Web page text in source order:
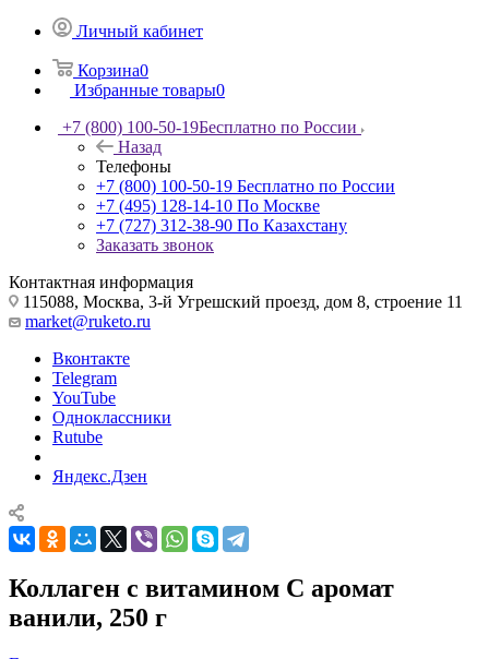
Личный кабинет
Корзина0
Избранные товары0
+7 (800) 100-50-19Бесплатно по России
Назад
Телефоны
+7 (800) 100-50-19 Бесплатно по России
+7 (495) 128-14-10 По Москве
+7 (727) 312-38-90 По Казахстану
Заказать звонок
Контактная информация
115088, Москва, 3-й Угрешский проезд, дом 8, строение 11
market@ruketo.ru
Вконтакте
Telegram
YouTube
Одноклассники
Rutube
Яндекс.Дзен
Коллаген с витамином C аромат
ванили, 250 г